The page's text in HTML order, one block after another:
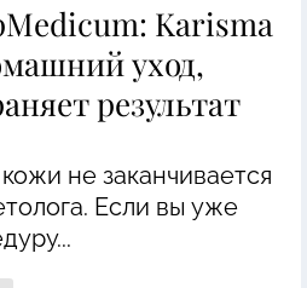
Karisma
уход,
результат
не заканчивается
Если вы уже